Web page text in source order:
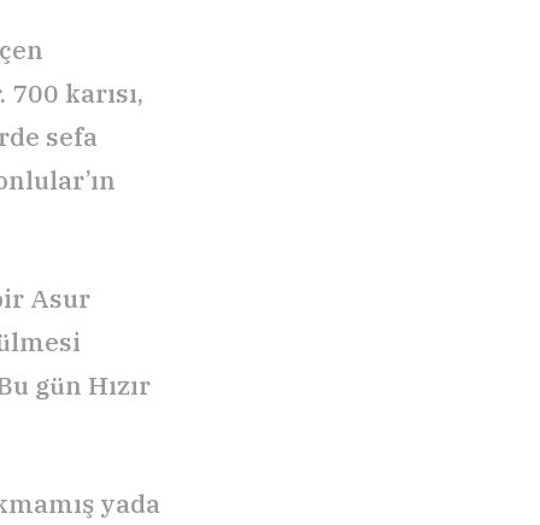
karısı,
sefa
Asur
gün Hızır
yada